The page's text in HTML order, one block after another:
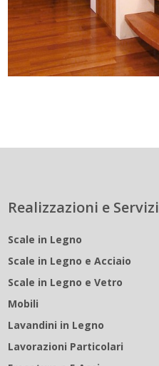
Realizzazioni e Servizi
Scale in Legno
Scale in Legno e Acciaio
Scale in Legno e Vetro
Mobili
Lavandini in Legno
Lavorazioni Particolari